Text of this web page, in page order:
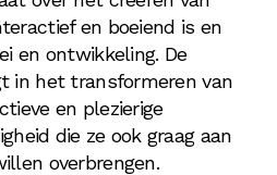
en boeiend is en
en ontwikkeling. De
in het transformeren van
en plezierige
die ze ook graag aan
overbrengen.